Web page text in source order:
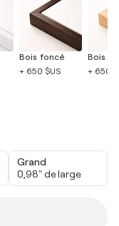
Bois foncé
+ 650 $US
Bois
+ 650
Grand
0,98" de large